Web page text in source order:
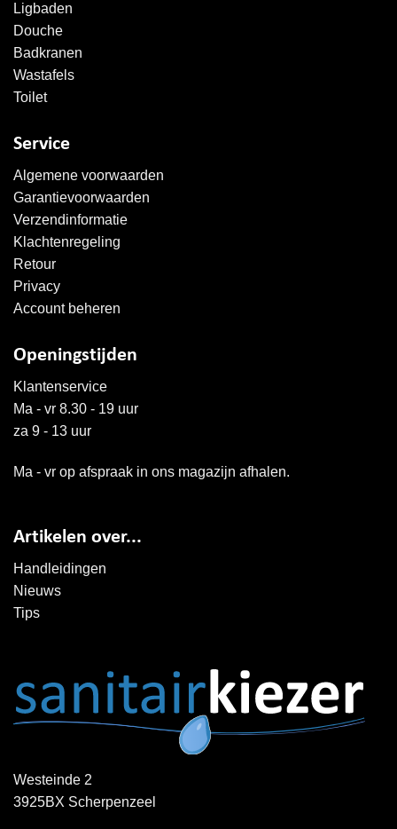
Ligbaden
Douche
Badkranen
Wastafels
Toilet
Service
Algemene voorwaarden
Garantievoorwaarden
Verzendinformatie
Klachtenregeling
Retour
Privacy
Account beheren
Openingstijden
Klantenservice
Ma - vr 8.30 - 19 uur
za 9 - 13 uur
Ma - vr op afspraak in ons magazijn afhalen.
Artikelen over...
Handleidingen
Nieuws
Tips
Westeinde 2
3925BX Scherpenzeel